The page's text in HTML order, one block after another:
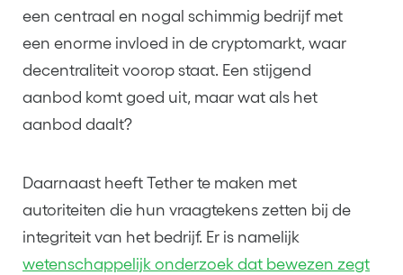
een centraal en nogal schimmig bedrijf met
een enorme invloed in de cryptomarkt, waar
decentraliteit voorop staat. Een stijgend
aanbod komt goed uit, maar wat als het
aanbod daalt?
Daarnaast heeft Tether te maken met
autoriteiten die hun vraagtekens zetten bij de
integriteit van het bedrijf. Er is namelijk
wetenschappelijk onderzoek dat bewezen zegt